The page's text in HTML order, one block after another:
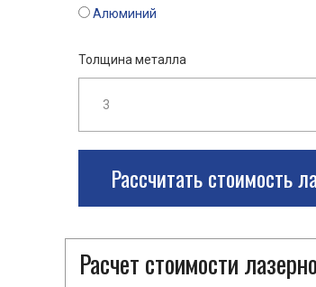
Алюминий
Толщина металла
Рассчитать стоимость
Расчет стоимости